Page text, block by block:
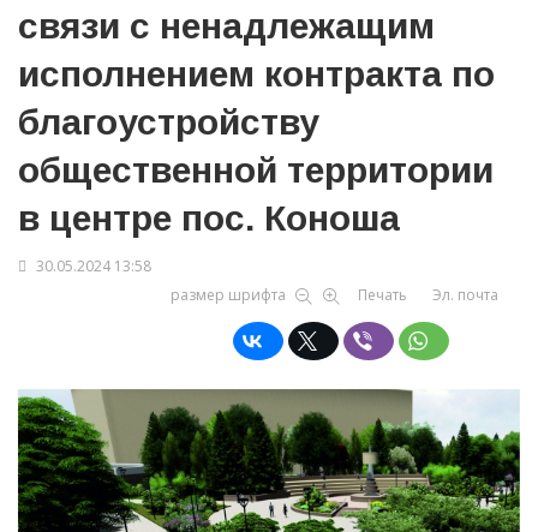
связи с ненадлежащим
исполнением контракта по
благоустройству
общественной территории
в центре пос. Коноша
30.05.2024 13:58
размер шрифта
Печать Эл. почта